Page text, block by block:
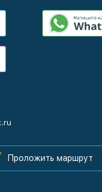
Проложить маршрут